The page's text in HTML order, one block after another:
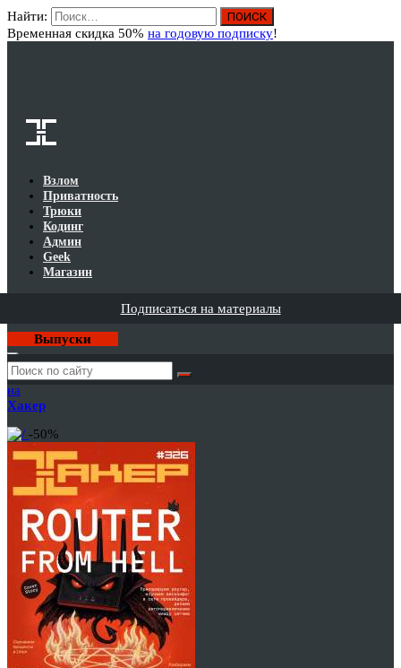
Найти:
Временная скидка 50% на годовую подписку!
Взлом
Приватность
Трюки
Кодинг
Админ
Geek
Магазин
Подписаться на материалы
Выпуски
Годовая
подписка
на
Хакер
-50%